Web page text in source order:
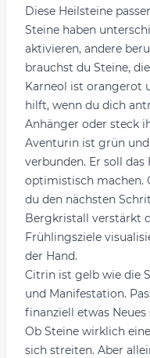
Diese Heilsteine
Steine haben
aktivieren, andere
brauchst du Steine,
Karneol ist orangerot
hilft, wenn du dich
Anhänger oder steck
Aventurin ist grün
verbunden. Er soll
optimistisch machen.
du den nächsten
Bergkristall verstärkt
Frühlingsziele
der Hand.
Citrin ist gelb wie die
und Manifestation.
finanziell etwas
Ob Steine wirklich
sich streiten. Aber